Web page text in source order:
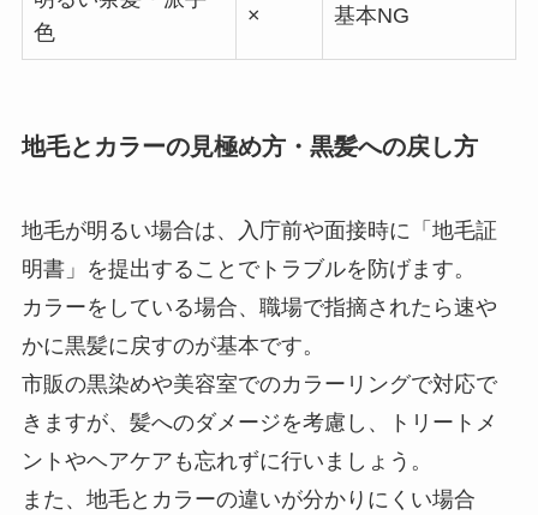
色
× 基本NG
地毛とカラーの見極め方・黒髪への戻し方
地毛が明るい場合は、入庁前や面接時に「地毛証
明書」を提出することでトラブルを防げます。
カラーをしている場合、職場で指摘されたら速や
かに黒髪に戻すのが基本です。
市販の黒染めや美容室でのカラーリングで対応で
きますが、髪へのダメージを考慮し、トリートメ
ントやヘアケアも忘れずに行いましょう。
また、地毛とカラーの違いが分かりにくい場合